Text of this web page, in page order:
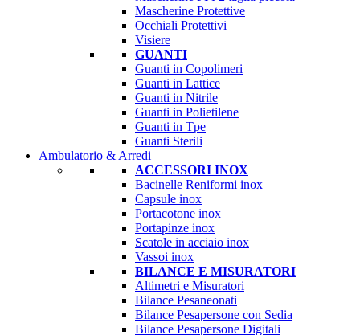
Mascherine Protettive
Occhiali Protettivi
Visiere
GUANTI
Guanti in Copolimeri
Guanti in Lattice
Guanti in Nitrile
Guanti in Polietilene
Guanti in Tpe
Guanti Sterili
Ambulatorio & Arredi
ACCESSORI INOX
Bacinelle Reniformi inox
Capsule inox
Portacotone inox
Portapinze inox
Scatole in acciaio inox
Vassoi inox
BILANCE E MISURATORI
Altimetri e Misuratori
Bilance Pesaneonati
Bilance Pesapersone con Sedia
Bilance Pesapersone Digitali